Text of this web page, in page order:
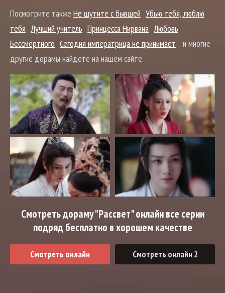
Посмотрите также Не шутите с бывшей Убью тебя, люблю
тебя Лучший учитель Принцесса Нирвана Любовь
Бессмертного Сегодня императрица не принимает
и многие
другие дорамы найдете на нашем сайте.
Смотреть дораму "Рассвет" онлайн все серии
подряд бесплатно в хорошем качестве
Смотреть онлайн Смотреть онлайн 2